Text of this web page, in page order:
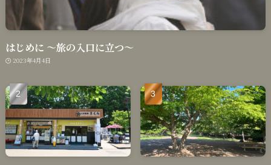
はじめに 〜旅の入口に立つ〜
2023年4月4日